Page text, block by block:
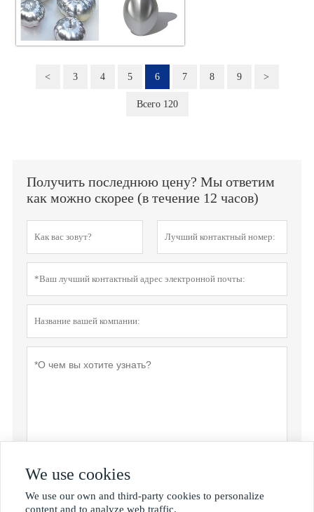
< 3 4 5 6 7 8 9 >
Всего 120
Получить последнюю цену? Мы ответим
как можно скорее (в течение 12 часов)
We use cookies
We use our own and third-party cookies to personalize
content and to analyze web traffic.